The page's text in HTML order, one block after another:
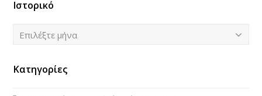
Ιστορικό
Ιστορικό
Επιλέξτε μήνα
Κατηγορίες